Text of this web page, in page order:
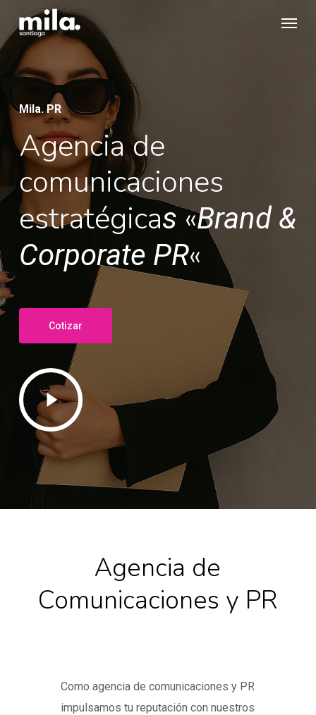
main
content
Mila. PR
Agencia de
comunicaciones
estratégicas«Brand &
Corporate PR«
Cotizar
Play
Video
Agencia de
Comunicaciones y PR
Como agencia de comunicaciones y PR
impulsamos tu reputación con nuestros